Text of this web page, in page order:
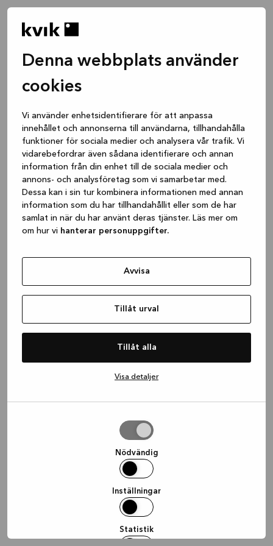
Denna webbplats använder
cookies
Vi använder enhetsidentifierare för att anpassa
innehållet och annonserna till användarna, tillhandahålla
funktioner för sociala medier och analysera vår trafik. Vi
vidarebefordrar även sådana identifierare och annan
information från din enhet till de sociala medier och
annons- och analysföretag som vi samarbetar med.
Dessa kan i sin tur kombinera informationen med annan
information som du har tillhandahållit eller som de har
samlat in när du har använt deras tjänster. Läs mer om
om hur vi hanterar personuppgifter.
Avvisa
Tillåt urval
Tillåt alla
Visa detaljer
Nödvändig
Inställningar
Statistik
(see the browser console for more
information).